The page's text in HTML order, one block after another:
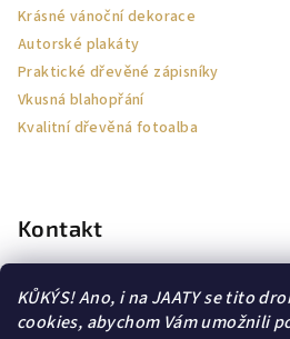
KŮKÝS! Ano, i na JAATY se tito
cookies, abychom Vám umožnili
Krásné vánoční dekorace
Autorské plakáty
Praktické dřevěné zápisníky
Vkusná blahopřání
Kvalitní dřevěná fotoalba
Kontakt
605564114